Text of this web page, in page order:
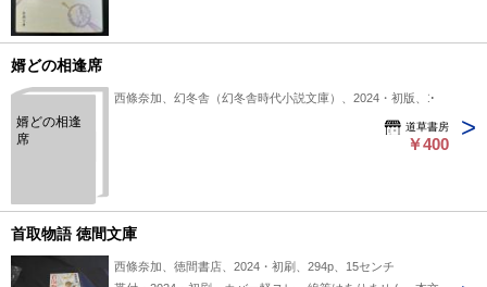
婿どの相逢席
婿どの相逢
席
西條奈加、幻冬舎（幻冬舎時代小説文庫）、2024・初版、1
道草書房
￥400
首取物語 徳間文庫
西條奈加、徳間書店、2024・初刷、294p、15センチ